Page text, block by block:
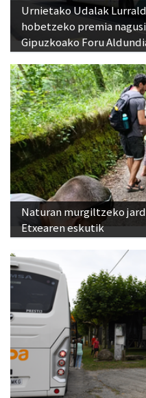
Urnietako Udalak
hobetzeko premia
Gipuzkoako Foru
Naturan murgiltzeko
Etxearen eskutik